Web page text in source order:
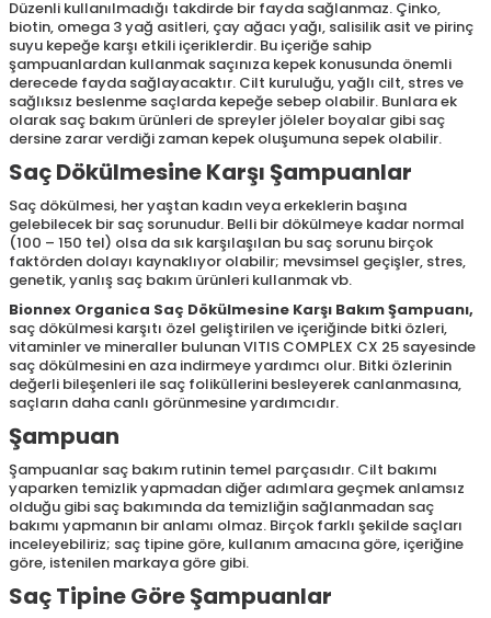
Düzenli kullanılmadığı takdirde bir fayda sağlanmaz. Çinko,
biotin, omega 3 yağ asitleri, çay ağacı yağı, salisilik asit ve pirinç
suyu kepeğe karşı etkili içeriklerdir. Bu içeriğe sahip
şampuanlardan kullanmak saçınıza kepek konusunda önemli
derecede fayda sağlayacaktır. Cilt kuruluğu, yağlı cilt, stres ve
sağlıksız beslenme saçlarda kepeğe sebep olabilir. Bunlara ek
olarak saç bakım ürünleri de spreyler jöleler boyalar gibi saç
dersine zarar verdiği zaman kepek oluşumuna sepek olabilir.
Saç Dökülmesine Karşı Şampuanlar
Saç dökülmesi, her yaştan kadın veya erkeklerin başına
gelebilecek bir saç sorunudur. Belli bir dökülmeye kadar normal
(100 – 150 tel) olsa da sık karşılaşılan bu saç sorunu birçok
faktörden dolayı kaynaklıyor olabilir; mevsimsel geçişler, stres,
genetik, yanlış saç bakım ürünleri kullanmak vb.
Bionnex Organica Saç Dökülmesine Karşı Bakım Şampuanı,
saç dökülmesi karşıtı özel geliştirilen ve içeriğinde bitki özleri,
vitaminler ve mineraller bulunan VITIS COMPLEX CX 25 sayesinde
saç dökülmesini en aza indirmeye yardımcı olur. Bitki özlerinin
değerli bileşenleri ile saç foliküllerini besleyerek canlanmasına,
saçların daha canlı görünmesine yardımcıdır.
Şampuan
Şampuanlar saç bakım rutinin temel parçasıdır. Cilt bakımı
yaparken temizlik yapmadan diğer adımlara geçmek anlamsız
olduğu gibi saç bakımında da temizliğin sağlanmadan saç
bakımı yapmanın bir anlamı olmaz. Birçok farklı şekilde saçları
inceleyebiliriz; saç tipine göre, kullanım amacına göre, içeriğine
göre, istenilen markaya göre gibi.
Saç Tipine Göre Şampuanlar